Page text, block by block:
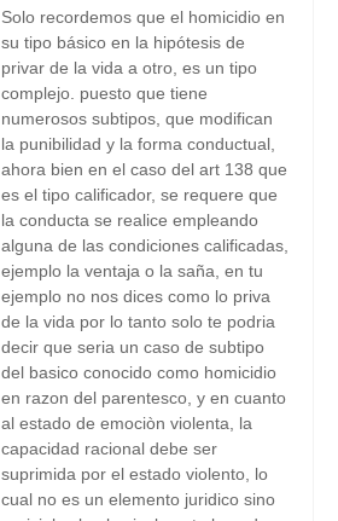
Solo recordemos que el homicidio en
su tipo básico en la hipótesis de
privar de la vida a otro, es un tipo
complejo. puesto que tiene
numerosos subtipos, que modifican
la punibilidad y la forma conductual,
ahora bien en el caso del art 138 que
es el tipo calificador, se requere que
la conducta se realice empleando
alguna de las condiciones calificadas,
ejemplo la ventaja o la saña, en tu
ejemplo no nos dices como lo priva
de la vida por lo tanto solo te podria
decir que seria un caso de subtipo
del basico conocido como homicidio
en razon del parentesco, y en cuanto
al estado de emociòn violenta, la
capacidad racional debe ser
suprimida por el estado violento, lo
cual no es un elemento juridico sino